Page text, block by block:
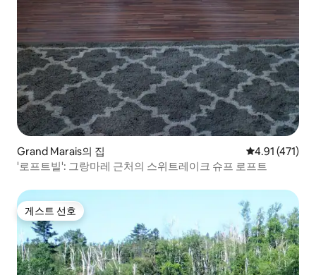
Grand Marais의 집 평점 4.91점(5
4.91 (471)
'로프트빌': 그랑마레 근처의 스위트레이크 슈프 로프트
게스트 선호
게스트 선호